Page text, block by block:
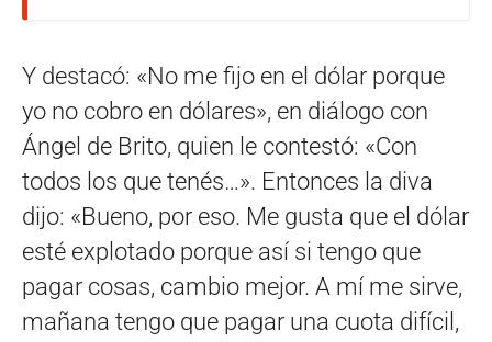
Y destacó: «No me fijo en el dólar porque
yo no cobro en dólares», en diálogo con
Ángel de Brito, quien le contestó: «Con
todos los que tenés…». Entonces la diva
dijo: «Bueno, por eso. Me gusta que el dólar
esté explotado porque así si tengo que
pagar cosas, cambio mejor. A mí me sirve,
mañana tengo que pagar una cuota difícil,